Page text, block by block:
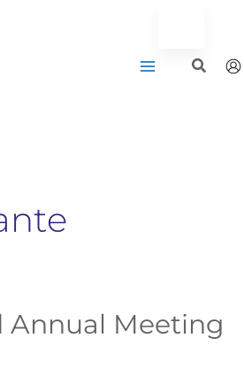
Annual Meeting